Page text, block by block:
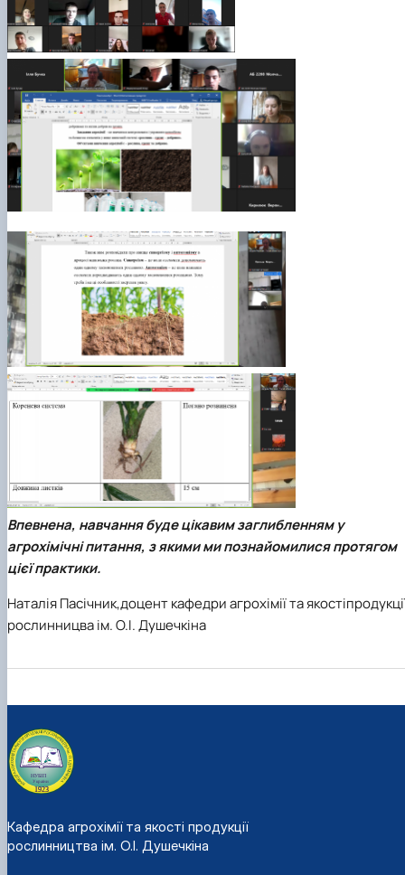
Впевнена, навчання буде цікавим заглибленням у
агрохімічні питання, з якими ми познайомилися протягом
цієї практики.
Наталія Пасічник,доцент кафедри агрохімії та
рослинницва ім. О.І. Душечкіна
Кафедра агрохімії та якості продукції
рослинництва ім. О.І. Душечкіна